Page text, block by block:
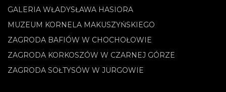
GALERIA WŁADYSŁAWA HASIORA
MUZEUM KORNELA MAKUSZYŃSKIEGO
ZAGRODA BAFIÓW W CHOCHOŁOWIE
ZAGRODA KORKOSZÓW W CZARNEJ GÓRZE
ZAGRODA SOŁTYSÓW W JURGOWIE